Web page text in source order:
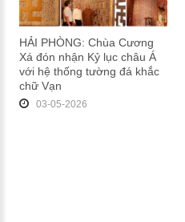
HẢI PHÒNG: Chùa Cương
Xá đón nhận Kỷ lục châu Á
với hệ thống tường đá khắc
chữ Vạn
03-05-2026